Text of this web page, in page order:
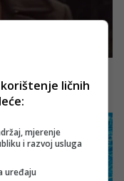
korištenje ličnih
mjerenje
i razvoj usluga
uređaju